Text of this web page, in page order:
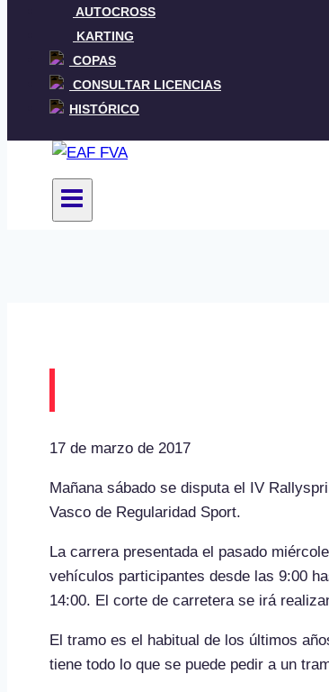
AUTOCROSS
KARTING
COPAS
CONSULTAR LICENCIAS
HISTÓRICO
17 de marzo de 2017
Mañana sábado se disputa el IV
Vasco de Regularidad Sport.
La carrera presentada el pasado
vehículos participantes desde las 9:00
14:00. El corte de carretera se irá
El tramo es el habitual de los últimos
tiene todo lo que se puede pedir a un